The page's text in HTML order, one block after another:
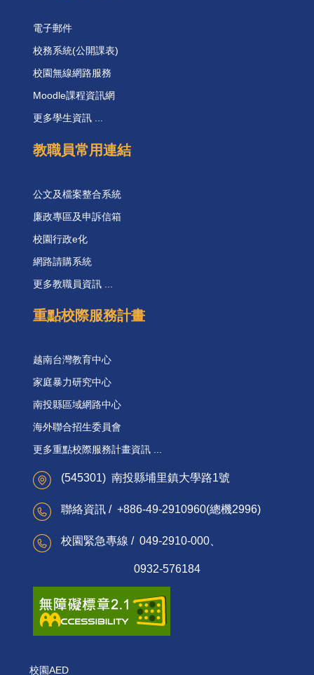
電子郵件
校務系統(公開課表)
校園無線網路服務
Moodle課程資訊網
更多學生資訊 ...
教職員常用連結
公文及檔案整合系統
廉政專區及申訴信箱
校園行政e化
網路請購系統
更多教職員資訊 ...
重點校際服務計畫
越南台灣教育中心
家庭暴力研究中心
南投縣區域網路中心
海外聯合招生委員會
更多重點校際服務計畫資訊 ...
(545301) 南投縣埔里鎮大學路1號
聯絡資訊 / +886-49-2910960(總機2996)
校園緊急專線 / 049-2910-000、
0932-576184
校園AED